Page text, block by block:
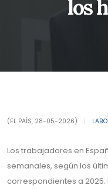
los
(EL PAÍS, 28-05-2026)
Los trabajadores en
semanales, según los
correspondientes a